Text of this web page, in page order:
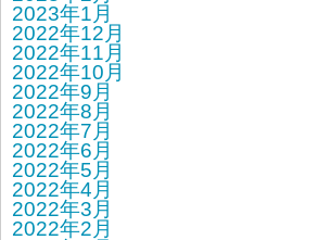
2023年1月
2022年12月
2022年11月
2022年10月
2022年9月
2022年8月
2022年7月
2022年6月
2022年5月
2022年4月
2022年3月
2022年2月